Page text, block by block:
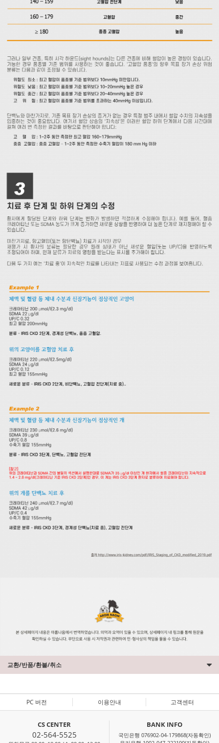
교환/반품/환불/취소
PC 버전 이용안내 고객센터
CS CENTER
02-564-5525
BANK INFO
국민은행 076902-04-179868(자동확인)